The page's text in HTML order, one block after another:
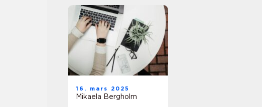
16. mars 2025
Mikaela Bergholm